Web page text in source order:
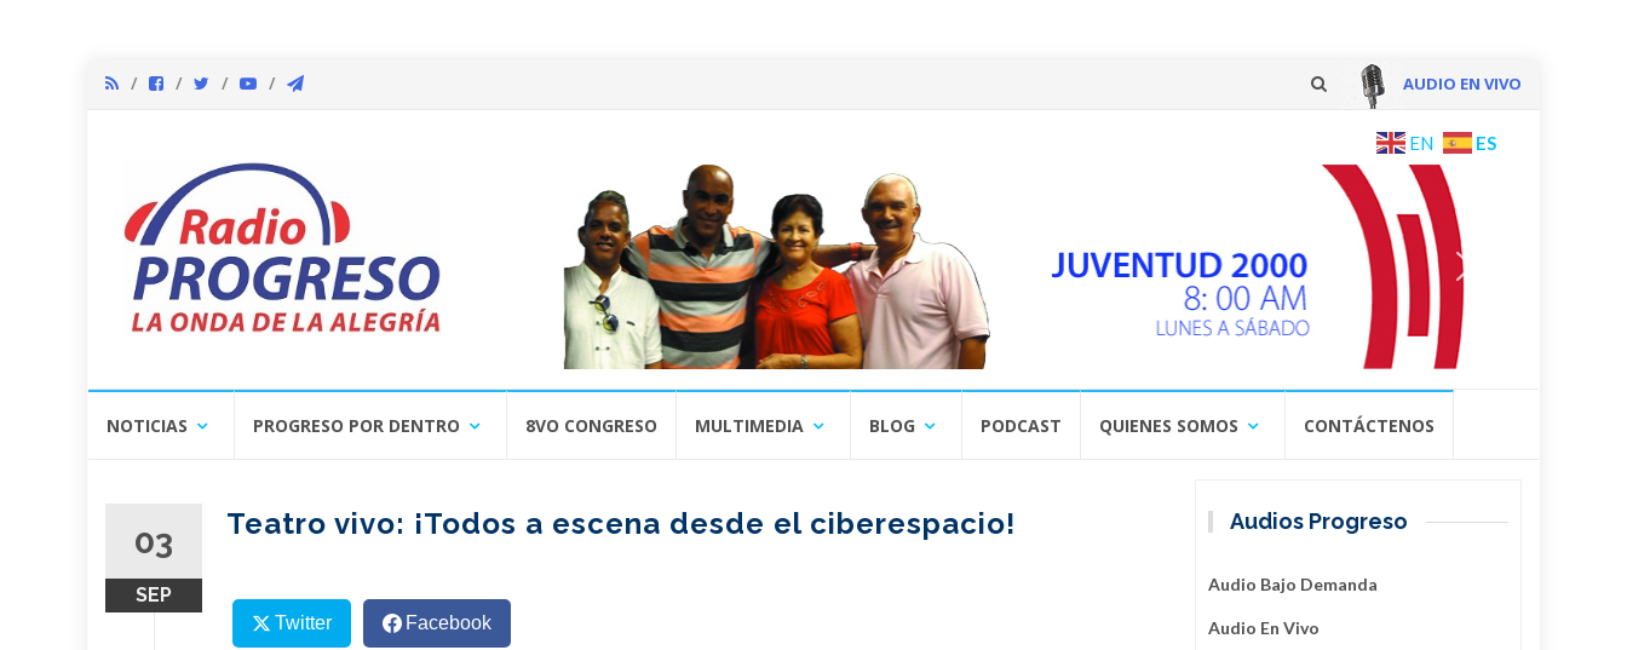
AUDIO EN VIVO
content
EN ES
NOTICIAS PROGRESO POR DENTRO 8VO CONGRESO MULTIMEDIA BLOG PODCAST QUIENES SOMOS CONTÁCTENOS
03
SEP
Teatro vivo: ¡Todos a escena desde el ciberespacio!
Twitter Facebook
Audios Progreso
Audio Bajo Demanda
Audio En Vivo